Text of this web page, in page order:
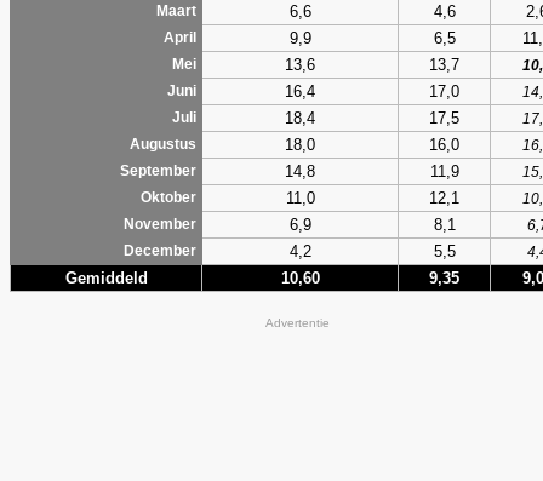
Maart 6,6 4,6
April 9,9 6,5
Mei 13,6 13,7
Juni
16,4 17,0
Juli
18,4 17,5
Augustus
18,0 16,0
September
14,8 11,9
Oktober
11,0 12,1
November
6,9 8,1
December
4,2 5,5
Gemiddeld 10,60 9,35
Advertentie